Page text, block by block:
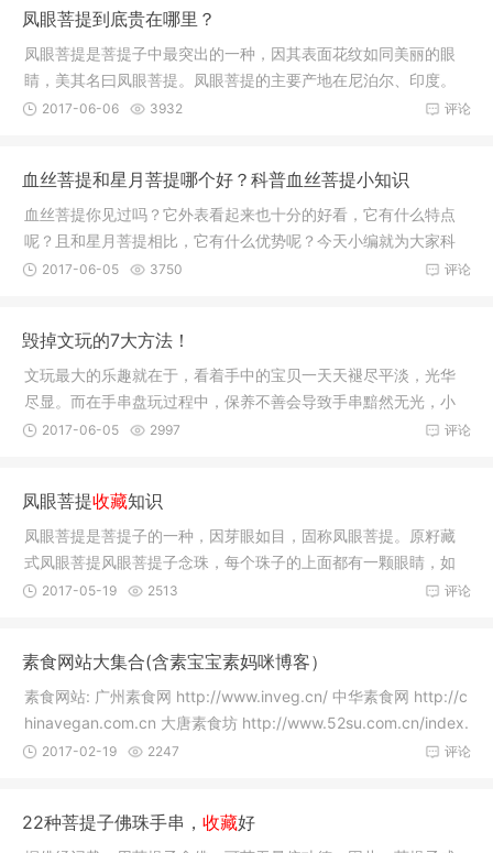
凤眼菩提到底贵在哪里？
凤眼菩提是菩提子中最突出的一种，因其表面花纹如同美丽的眼
睛，美其名曰凤眼菩提。凤眼菩提的主要产地在尼泊尔、印度。
凤眼菩提
评论
2017-06-06 3932
血丝菩提和星月菩提哪个好？科普血丝菩提小知识
血丝菩提你见过吗？它外表看起来也十分的好看，它有什么特点
呢？且和星月菩提相比，它有什么优势呢？今天小编就为大家科
普一些血
评论
2017-06-05 3750
毁掉文玩的7大方法！
文玩最大的乐趣就在于，看着手中的宝贝一天天褪尽平淡，光华
尽显。而在手串盘玩过程中，保养不善会导致手串黯然无光，小
编总结了
评论
2017-06-05 2997
凤眼菩提收藏知识
凤眼菩提是菩提子的一种，因芽眼如目，固称凤眼菩提。原籽藏
式凤眼菩提风眼菩提子念珠，每个珠子的上面都有一颗眼睛，如
打开内有
评论
2017-05-19 2513
素食网站大集合(含素宝宝素妈咪博客）
素食网站: 广州素食网 http://www.inveg.cn/ 中华素食网 http://c
hinavegan.com.cn 大唐素食坊 http://www.52su.com.cn/index.
js
评论
2017-02-19 2247
22种菩提子佛珠手串， 收藏好